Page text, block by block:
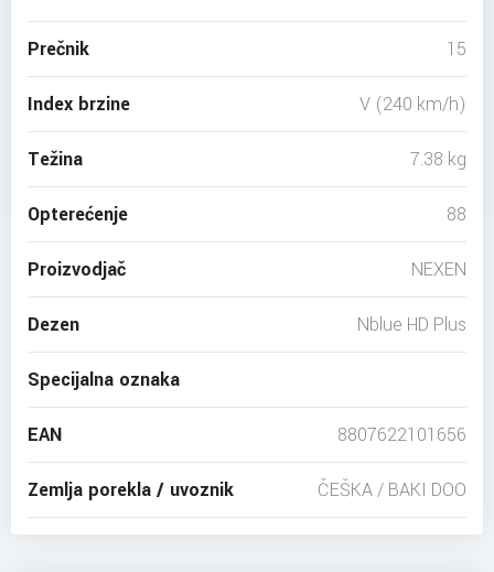
Prečnik 15
Index brzine V (240 km/h)
Težina 7.38 kg
Opterećenje 88
Proizvodjač NEXEN
Dezen Nblue HD Plus
Specijalna oznaka
EAN 8807622101656
Zemlja porekla / uvoznik ČEŠKA / BAKI DOO